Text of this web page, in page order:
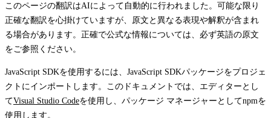
このページの翻訳はAIによって自動的に行われました。可能な限り
正確な翻訳を心掛けていますが、原文と異なる表現や解釈が含まれ
る場合があります。正確で公式な情報については、必ず英語の原文
をご参照ください。
JavaScript SDKを使用するには、JavaScript SDKパッケージをプロジェ
クトにインポートします。このドキュメントでは、エディターとし
てVisual Studio Codeを使用し、パッケージ マネージャーとしてnpmを
使用します。